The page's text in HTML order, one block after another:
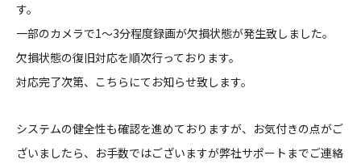
す。
一部のカメラで1〜3分程度録画が欠損状態が発生致しました。
欠損状態の復旧対応を順次行っております。
対応完了次第、こちらにてお知らせ致します。
システムの健全性も確認を進めておりますが、お気付きの点がご
ざいましたら、お手数ではございますが弊社サポートまでご連絡